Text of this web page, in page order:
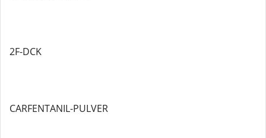
2F-DCK
CARFENTANIL-PULVER